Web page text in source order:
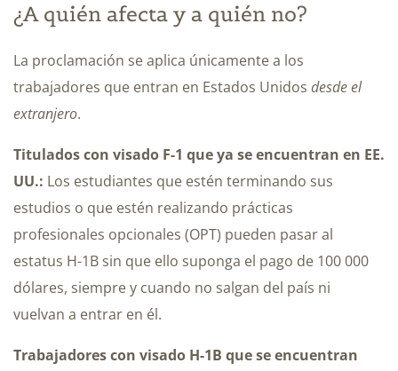
¿A quién afecta y a quién no?
La proclamación se aplica únicamente a los
trabajadores que entran en Estados Unidos desde el
extranjero.
Titulados con visado F-1 que ya se encuentran en EE.
UU.: Los estudiantes que estén terminando sus
estudios o que estén realizando prácticas
profesionales opcionales (OPT) pueden pasar al
estatus H-1B sin que ello suponga el pago de 100 000
dólares, siempre y cuando no salgan del país ni
vuelvan a entrar en él.
Trabajadores con visado H-1B que se encuentran